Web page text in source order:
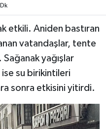
etkili. Aniden bastıran
vatandaşlar, tente
Sağanak yağışlar
su birikintileri
sonra etkisini yitirdi.